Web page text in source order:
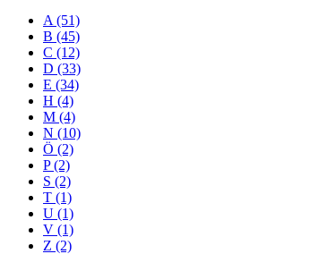
A (51)
B (45)
C (12)
D (33)
E (34)
H (4)
M (4)
N (10)
Ö (2)
P(2)
S (2)
T (1)
U (1)
V (1)
Z (2)